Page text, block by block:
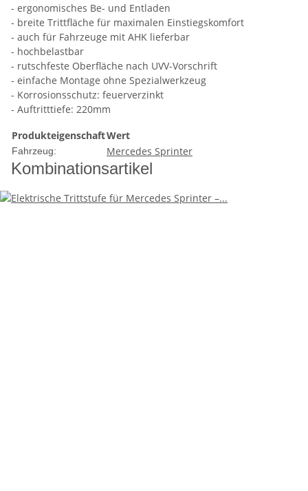
- ergonomisches Be- und Entladen
- breite Trittfläche für maximalen Einstiegskomfort
- auch für Fahrzeuge mit AHK lieferbar
- hochbelastbar
- rutschfeste Oberfläche nach UVV-Vorschrift
- einfache Montage ohne Spezialwerkzeug
- Korrosionsschutz: feuerverzinkt
- Auftritttiefe: 220mm
ProdukteigenschaftWert
Fahrzeug: Mercedes Sprinter
Kombinationsartikel